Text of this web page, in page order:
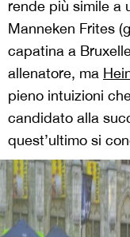
rende più simile a
Manneken Frites
capatina a
allenatore, ma
pieno intuizioni
candidato alla
quest’ultimo si